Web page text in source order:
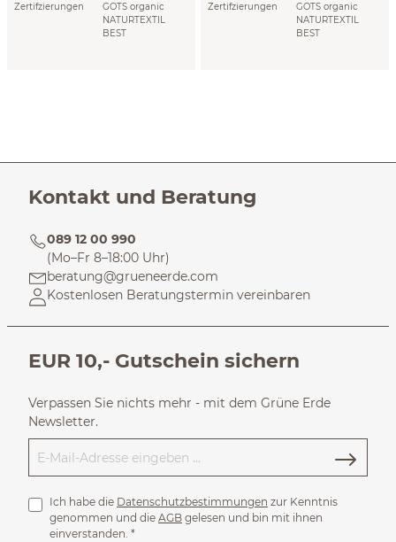
Zertifzierungen
GOTS organic
NATURTEXTIL
BEST
Zertifzierungen
GOTS organic
NATURTEXTIL
BEST
Kontakt und Beratung
089 12 00 990
(Mo–Fr 8–18:00 Uhr)
beratung@grueneerde.com
Kostenlosen Beratungstermin vereinbaren
EUR 10,- Gutschein sichern
Verpassen Sie nichts mehr - mit dem Grüne Erde
Newsletter.
Ich habe die Datenschutzbestimmungen zur Kenntnis
genommen und die AGB gelesen und bin mit ihnen
einverstanden. *